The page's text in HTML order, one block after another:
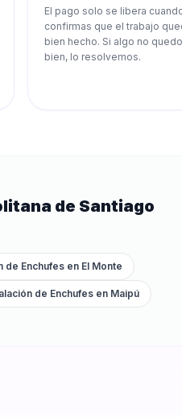
El pago solo se libera
confirmas que el trabajo
bien hecho. Si algo no quedo
bien, lo resolvemos.
de Santiago
de Enchufes en El Monte
de Enchufes en Maipú